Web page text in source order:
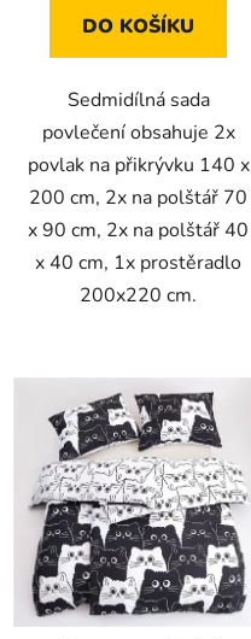
DO KOŠÍKU
Sedmidílná sada
povlečení obsahuje 2x
povlak na přikrývku 140 x
200 cm, 2x na polštář 70
x 90 cm, 2x na polštář 40
x 40 cm, 1x prostěradlo
200x220 cm.